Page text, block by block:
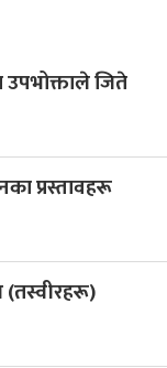
जिते
प्रस्तावहरू
(तस्वीरहरू)